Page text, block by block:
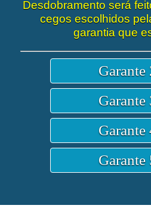
Desdobramento será
cegos escolhidos
garantia que